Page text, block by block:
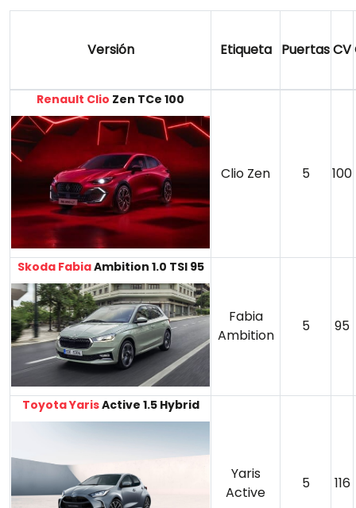
Versión Etiqueta PuertasCV
Renault Clio Zen TCe 100
Clio Zen 5 100
Skoda FabiaAmbition 1.0 TSI 95
Fabia
Ambition
5 95
Toyota YarisActive 1.5 Hybrid
Yaris
Active
5 116